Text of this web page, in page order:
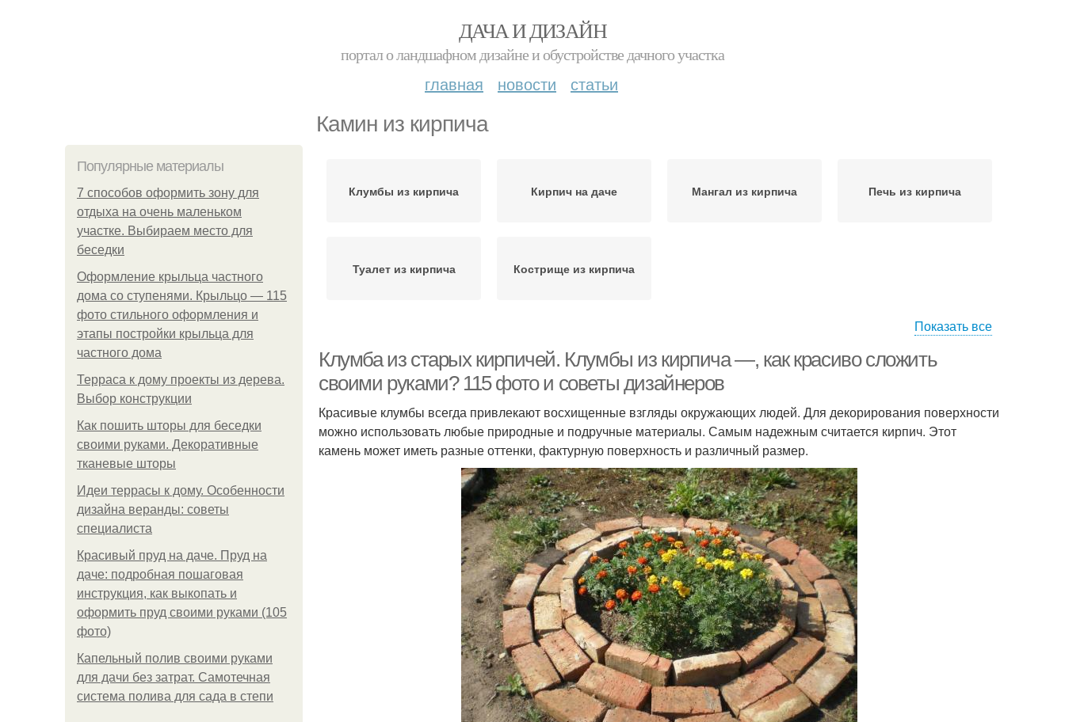
ДАЧА И ДИЗАЙН
портал о ландшафном дизайне и обустройстве дачного участка
главная новости статьи
Камин из кирпича
Популярные материалы
7 способов оформить зону для
отдыха на очень маленьком
участке. Выбираем место для
беседки
Оформление крыльца частного
дома со ступенями. Крыльцо — 115
фото стильного оформления и
этапы постройки крыльца для
частного дома
Терраса к дому проекты из дерева.
Выбор конструкции
Как пошить шторы для беседки
своими руками. Декоративные
тканевые шторы
Идеи террасы к дому. Особенности
дизайна веранды: советы
специалиста
Красивый пруд на даче. Пруд на
даче: подробная пошаговая
инструкция, как выкопать и
оформить пруд своими руками (105
фото)
Капельный полив своими руками
для дачи без затрат. Самотечная
система полива для сада в степи
Клумбы из кирпича Кирпич на даче Мангал из кирпича Печь из кирпича
Туалет из кирпича Кострище из кирпича
Показать все
Клумба из старых кирпичей. Клумбы из кирпича —, как красиво сложить
своими руками? 115 фото и советы дизайнеров
Красивые клумбы всегда привлекают восхищенные взгляды окружающих людей. Для декорирования поверхности
можно использовать любые природные и подручные материалы. Самым надежным считается кирпич. Этот
камень может иметь разные оттенки, фактурную поверхность и различный размер.